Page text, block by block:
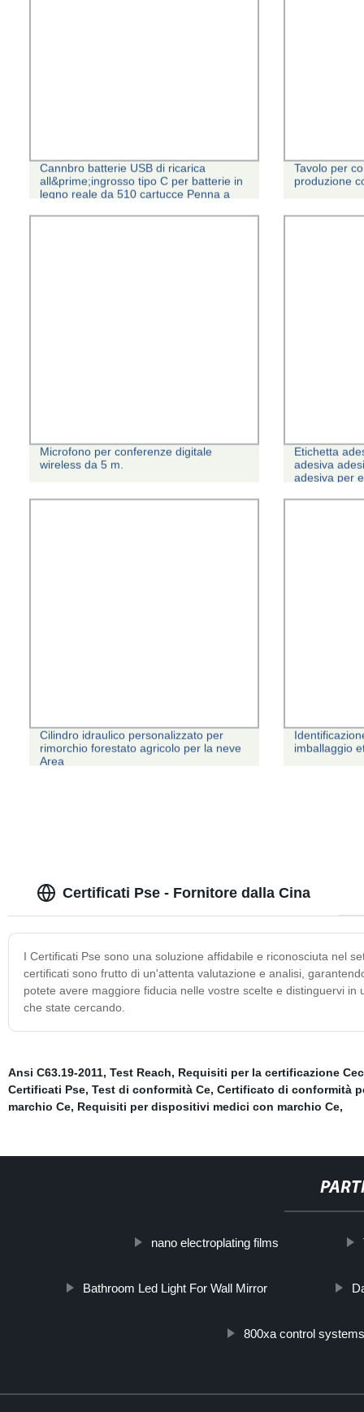
Cannbro batterie USB di ricarica
all&prime;ingrosso tipo C per batterie in
legno reale da 510 cartucce Penna a
viva
Tavolo per
produzione
Microfono per conferenze digitale
wireless da 5 m.
Etichetta
adesiva
adesiva per
Cilindro idraulico personalizzato per
rimorchio forestato agricolo per la neve
Area
imballaggio
Certificati Pse - Fornitore dalla Cina
I Certificati Pse sono una soluzione affidabile e riconosciuta nel
certificati sono frutto di un'attenta valutazione e analisi,
potete avere maggiore fiducia nelle vostre scelte e distinguervi
che state cercando.
Ansi C63.19-2011, Test Reach, Requisiti per la certificazione Cec
Certificati Pse, Test di conformità Ce, Certificato di conformità
marchio Ce, Requisiti per dispositivi medici con marchio Ce,
nano electroplating films
Bathroom Led Light For Wall Mirror
800xa control